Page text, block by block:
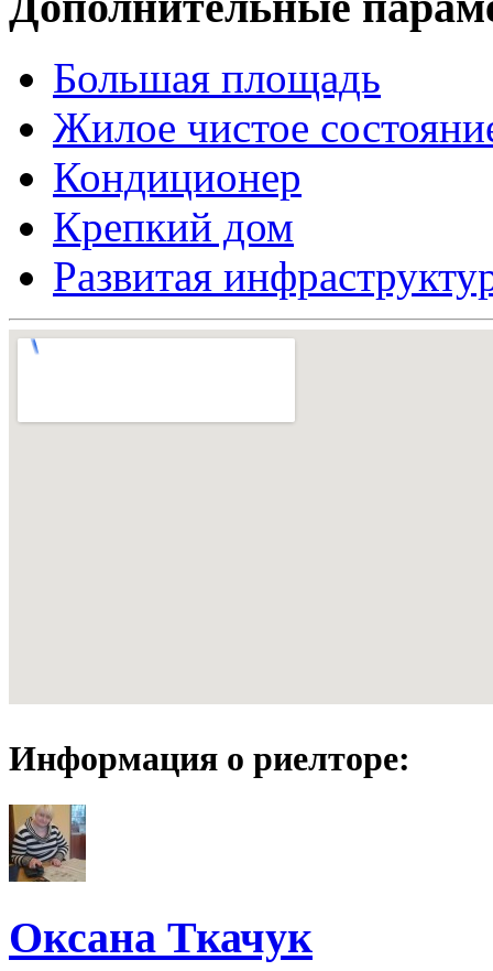
Большая площадь
Жилое чистое
Кондиционер
Крепкий дом
Развитая
Информация о риелторе:
Оксана Ткачук